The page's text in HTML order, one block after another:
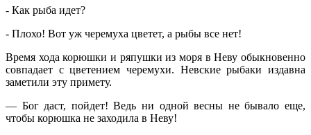
‑ Как рыба идет?
‑ Плохо! Вот уж черемуха цветет, а рыбы все нет!
Время хода корюшки и ряпушки из моря в Неву обыкновенно
совпадает с цветением черемухи. Невские рыбаки издавна
заметили эту примету.
— Бог даст, пойдет! Ведь ни одной весны не бывало еще,
чтобы корюшка не заходила в Неву!